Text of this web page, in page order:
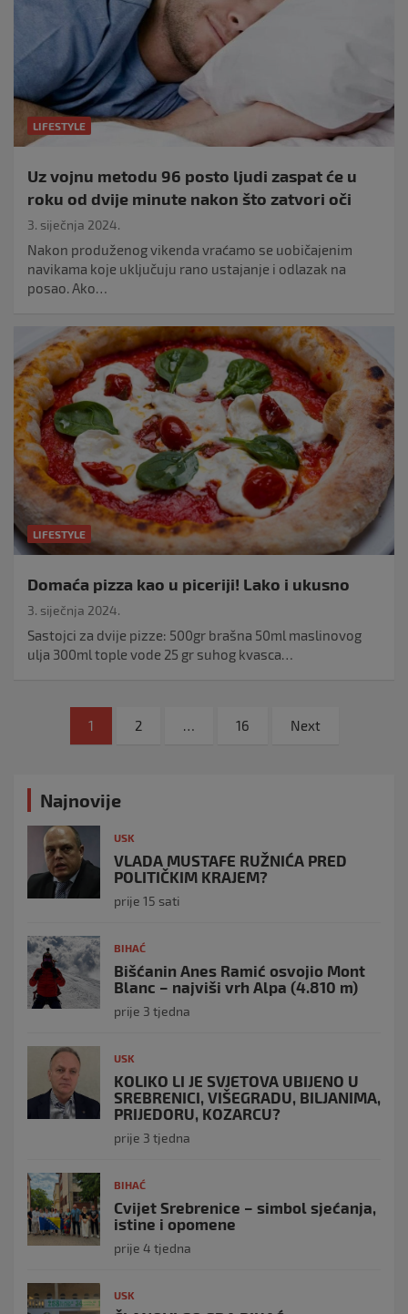
LIFESTYLE
Uz vojnu metodu 96 posto ljudi zaspat će u
roku od dvije minute nakon što zatvori oči
3. siječnja 2024.
Nakon produženog vikenda vraćamo se uobičajenim
navikama koje uključuju rano ustajanje i odlazak na
posao. Ako…
LIFESTYLE
Domaća pizza kao u piceriji! Lako i ukusno
3. siječnja 2024.
Sastojci za dvije pizze: 500gr brašna 50ml maslinovog
ulja 300ml tople vode 25 gr suhog kvasca…
Navigacija
objava
1 2 … 16 Next
Najnovije
USK
VLADA MUSTAFE RUŽNIĆA PRED
POLITIČKIM KRAJEM?
prije 15 sati
BIHAĆ
Bišćanin Anes Ramić osvojio Mont
Blanc – najviši vrh Alpa (4.810 m)
prije 3 tjedna
USK
KOLIKO LI JE SVJETOVA UBIJENO U
SREBRENICI, VIŠEGRADU, BILJANIMA,
PRIJEDORU, KOZARCU?
prije 3 tjedna
BIHAĆ
Cvijet Srebrenice – simbol sjećanja,
istine i opomene
prije 4 tjedna
USK